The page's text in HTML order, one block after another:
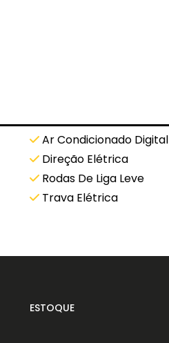
Ar Condicionado Digital
Direção Elétrica
Rodas De Liga Leve
Trava Elétrica
ESTOQUE